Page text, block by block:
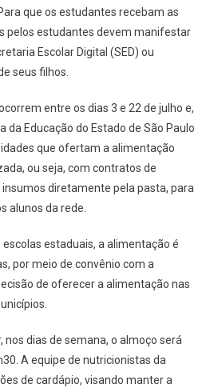
Para
Oferecer
Inscrições
Até
Dia
27
que os estudantes recebam as
pelos estudantes devem manifestar
Escolar Digital (SED) ou
seus filhos.
entre os dias 3 e 22 de julho e,
da Educação do Estado de São Paulo
que ofertam a alimentação
ou seja, com contratos de
diretamente pela pasta, para
alunos da rede.
escolas estaduais, a alimentação é
por meio de convênio com a
de oferecer a alimentação nas
nos dias de semana, o almoço será
A equipe de nutricionistas da
de cardápio, visando manter a